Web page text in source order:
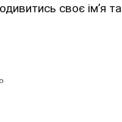
своє ім’я та